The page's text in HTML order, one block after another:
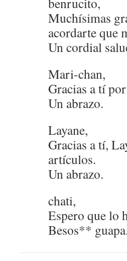
Muchísimas
acordarte que
Un cordial
Mari-chan,
Gracias a tí
Un abrazo.
Layane,
Gracias a tí,
artículos.
Un abrazo.
chati,
Espero que lo
Besos**